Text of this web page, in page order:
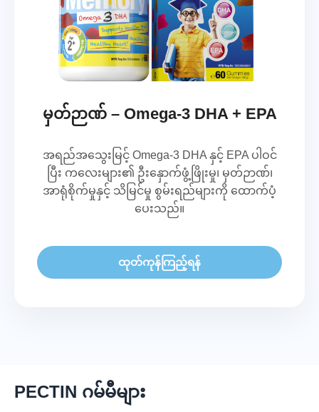
မှတ်ဉာဏ် – Omega-3 DHA + EPA
အရည်အသွေးမြင့် Omega-3 DHA နှင့် EPA ပါဝင်
ပြီး ကလေးများ၏ ဦးနှောက်ဖွံ့ဖြိုးမှု၊ မှတ်ဉာဏ်၊
အာရုံစိုက်မှုနှင့် သိမြင်မှု စွမ်းရည်များကို ထောက်ပံ့
ပေးသည်။
ထုတ်ကုန်ကြည့်ရန်
PECTIN ဂမ်မီများ